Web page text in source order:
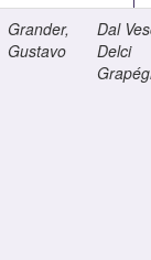
Grander,
Gustavo
Dal
Delci